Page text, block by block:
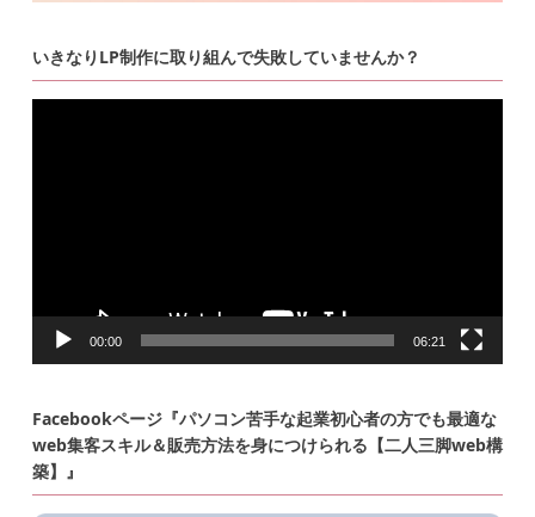
いきなりLP制作に取り組んで失敗していませんか？
動
00:00 06:21
Facebookページ『パソコン苦手な起業初心者の方でも最適な
web集客スキル＆販売方法を身につけられる【二人三脚web構
築】』